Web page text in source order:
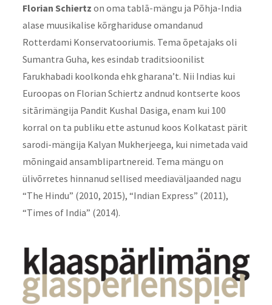
Florian Schiertz on oma tablā-mängu ja Põhja-India
alase muusikalise kõrghariduse omandanud
Rotterdami Konservatooriumis. Tema õpetajaks oli
Sumantra Guha, kes esindab traditsioonilist
Farukhabadi koolkonda ehk gharana’t. Nii Indias kui
Euroopas on Florian Schiertz andnud kontserte koos
sitārimängija Pandit Kushal Dasiga, enam kui 100
korral on ta publiku ette astunud koos Kolkatast pärit
sarodi-mängija Kalyan Mukherjeega, kui nimetada vaid
mõningaid ansamblipartnereid. Tema mängu on
ülivõrretes hinnanud sellised meediaväljaanded nagu
“The Hindu” (2010, 2015), “Indian Express” (2011),
“Times of India” (2014).